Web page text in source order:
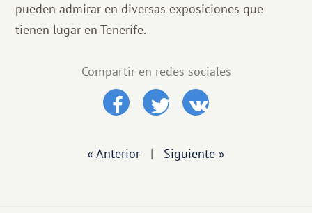
pueden admirar en diversas exposiciones que
tienen lugar en Tenerife.
Compartir en redes sociales
« Anterior | Siguiente »